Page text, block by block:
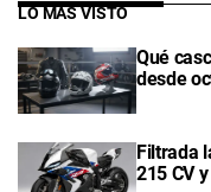
LO MÁS VISTO
Qué
desde
Filtrada
215 CV